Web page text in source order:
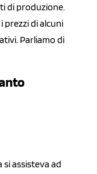
di produzione.
i prezzi di alcuni
Parliamo di
si assisteva ad